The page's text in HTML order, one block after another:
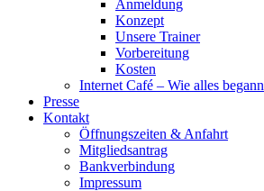
Anmeldung
Konzept
Unsere Trainer
Vorbereitung
Kosten
Internet Café – Wie alles begann
Presse
Kontakt
Öffnungszeiten & Anfahrt
Mitgliedsantrag
Bankverbindung
Impressum